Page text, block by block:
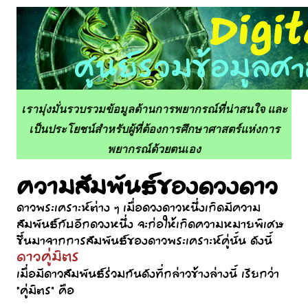
เรามุ่งมั่นรวบรวมข้อมูลด้านการพยากรณ์ที่น่าสนใจ และ
เป็นประโยชน์สำหรับผู้ที่ต้องการศึกษาศาสตร์แห่งการ
พยากรณ์ด้วยตนเอง
ความสัมพันธ์ของดวงดาว
ดาวพระเคราะห์ต่าง ๆ เมื่อดวงดาวหนึ่งเกิดมีความ
สัมพันธ์กับอีกดวงหนึ่ง จะก่อให้เกิดความหมายพิเศษ
ขึ้นมาจากการสัมพันธ์ของดาวพระเคราะห์คู่นั้น ดังนี้
ดาวคู่มิตร
เมื่อมีดาวสัมพันธ์ร่วมกันดังที่กล่าวข้างล่างนี้ เรียกว่า
“คู่มิตร” คือ